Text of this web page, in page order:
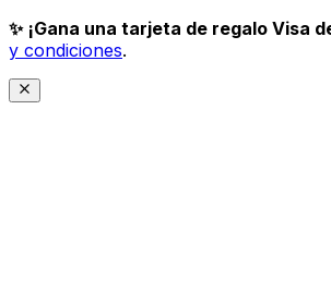
✨ ¡Gana una tarjeta de regalo Visa
y condiciones.